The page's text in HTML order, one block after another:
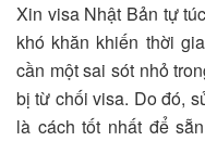
Xin visa Nhật Bản tự
khó khăn khiến thời
cần một sai sót nhỏ
bị từ chối visa. Do đó,
là cách tốt nhất để